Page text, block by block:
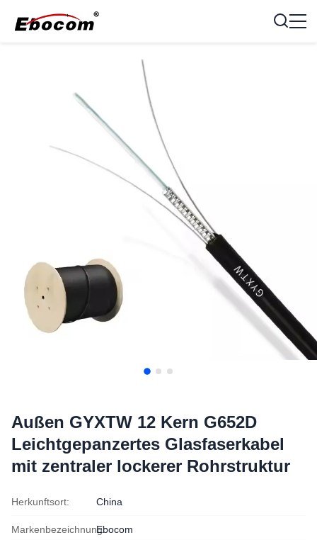
Außen GYXTW 12 Kern G652D
Leichtgepanzertes Glasfaserkabel
mit zentraler lockerer Rohrstruktur
Herkunftsort: China
Markenbezeichnung:Ebocom